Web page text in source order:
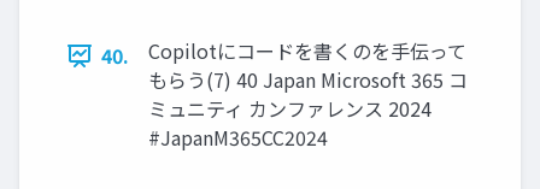
40.
Copilotにコードを書くのを手伝って
もらう(7) 40 Japan Microsoft 365 コ
ミュニティ カンファレンス 2024
#JapanM365CC2024